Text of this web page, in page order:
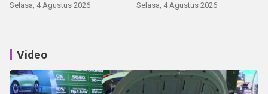
Selasa, 4 Agustus 2026 Selasa, 4 Agustus 2026
Video